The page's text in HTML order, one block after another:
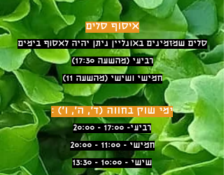
איסוף סלים
סלים שמזמינים באונליין ניתן יהיה לאסוף בימים
רביעי (מהשעה 17:30)
חמישי ושישי (מהשעה 11)
ימי שוק בחווה (ד', ה', ו') :
רביעי- 17:00 - 20:00
חמישי - 11:00 - 20:00
שישי - 10:00 - 13:30